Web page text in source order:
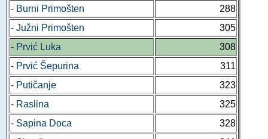
- Burni Primošten
288
- Južni Primošten
305
- Prvić Luka
308
- Prvić Šepurina
311
- Putičanje
323
- Raslina
325
- Sapina Doca
328